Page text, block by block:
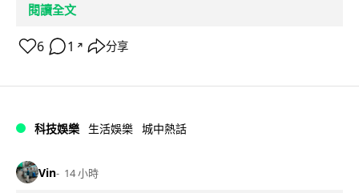
閱讀全文
6 1 ↗ 分享
科技娛樂 生活娛樂 城中熱話
Vin 14 小時